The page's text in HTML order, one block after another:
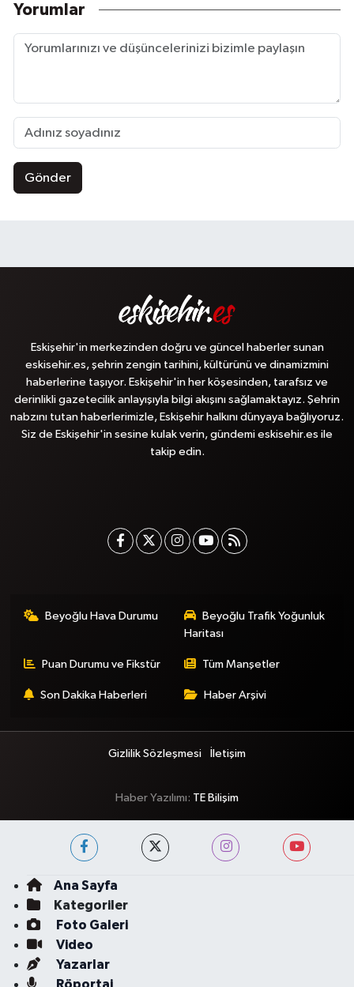
Yorumlar
Gönder
Eskişehir'in merkezinden doğru ve güncel haberler sunan
eskisehir.es, şehrin zengin tarihini, kültürünü ve dinamizmini
haberlerine taşıyor. Eskişehir'in her köşesinden, tarafsız ve
derinlikli gazetecilik anlayışıyla bilgi akışını sağlamaktayız. Şehrin
nabzını tutan haberlerimizle, Eskişehir halkını dünyaya bağlıyoruz.
Siz de Eskişehir'in sesine kulak verin, gündemi eskisehir.es ile
takip edin.
Beyoğlu Hava Durumu
Beyoğlu Trafik Yoğunluk
Haritası
Puan Durumu ve Fikstür Tüm Manşetler
Son Dakika Haberleri Haber Arşivi
Gizlilik Sözleşmesi İletişim
Haber Yazılımı: TE Bilişim
Ana Sayfa
Kategoriler
Foto Galeri
Video
Yazarlar
Röportaj